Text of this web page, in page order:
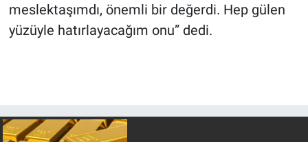
meslektaşımdı, önemli bir değerdi. Hep gülen
yüzüyle hatırlayacağım onu” dedi.